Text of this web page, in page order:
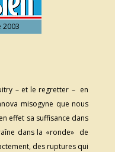
2003
– et le regretter – en
misogyne que nous
effet sa suffisance dans
dans la «ronde» de
des ruptures qui